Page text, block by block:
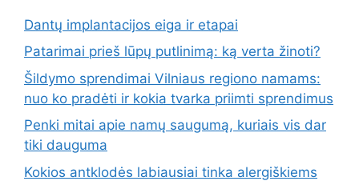
Dantų implantacijos eiga ir etapai
Patarimai prieš lūpų putlinimą: ką verta žinoti?
Šildymo sprendimai Vilniaus regiono namams:
nuo ko pradėti ir kokia tvarka priimti sprendimus
Penki mitai apie namų saugumą, kuriais vis dar
tiki dauguma
Kokios antklodės labiausiai tinka alergiškiems